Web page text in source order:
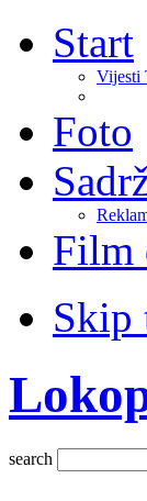
Start
Vijesti
Foto
Film
Skip
search